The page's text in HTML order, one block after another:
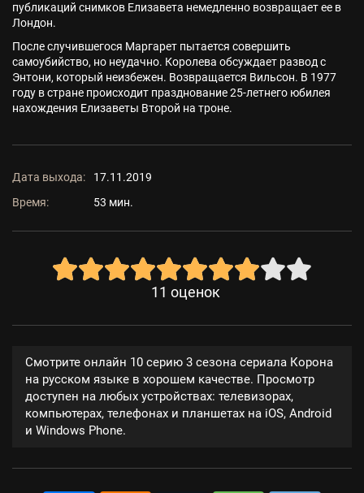
публикаций снимков Елизавета немедленно возвращает ее в
Лондон.
После случившегося Маргарет пытается совершить
самоубийство, но неудачно. Королева обсуждает развод с
Энтони, который неизбежен. Возвращается Вильсон. В 1977
году в стране происходит празднование 25-летнего юбилея
нахождения Елизаветы Второй на троне.
Дата выхода:
17.11.2019
Время:
53 мин.
11 оценок
Смотрите онлайн 10 серию 3 сезона сериала Корона
на русском языке в хорошем качестве. Просмотр
доступен на любых устройствах: телевизорах,
компьютерах, телефонах и планшетах на iOS, Android
и Windows Phone.